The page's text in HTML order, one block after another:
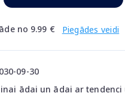
no 9.99 € Piegādes veidi
09-30
ādai un ādai ar